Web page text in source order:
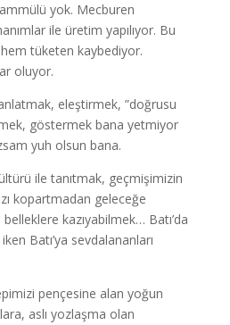
yok. Mecburen
ile üretim yapılıyor. Bu
tüketen kaybediyor.
oluyor.
eleştirmek, ”doğrusu
göstermek bana yetmiyor
yuh olsun bana.
ile tanıtmak, geçmişimizin
kopartmadan geleceğe
kazıyabilmek… Batı’da
Batı’ya sevdalananları
pençesine alan yoğun
aslı yozlaşma olan